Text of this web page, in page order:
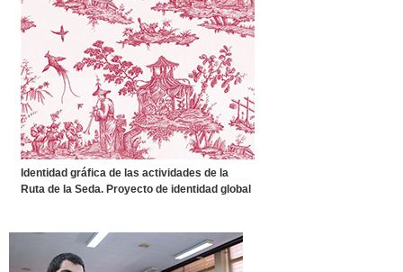
Identidad gráfica de las actividades de la
Ruta de la Seda. Proyecto de identidad global